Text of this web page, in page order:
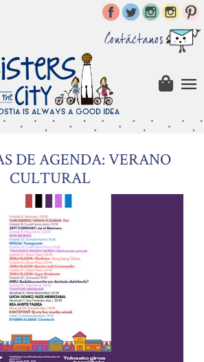
Contáctanos
DE AGENDA: VERANO
CULTURAL